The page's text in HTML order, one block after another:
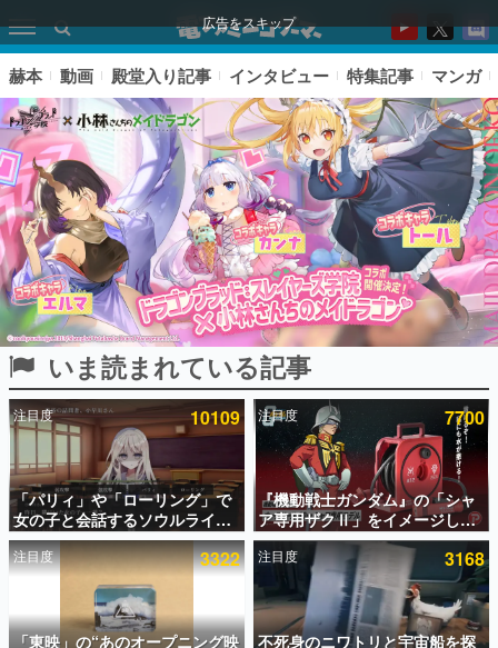
広告をスキップ
ピックアップ
電ファミのいま読まれている記事ランキング
アプリセール情報
インタビュー
連載・特集一覧
殿堂入り記事
SNS拡散数が数千以上！ ページビュー数万以上！ などな
赫本 動画 殿堂入り記事 インタビュー 特集記事 マンガ
いま読まれている記事
注目度 10109
「パリィ」や「ローリング」で
女の子と会話するソウルライク
恋愛ゲーム『小早川さんはソウ
ルライク』無料公開。返事に失
敗すると「YOU DIED」
注目度 7700
『機動戦士ガンダム』の「シャ
ア専用ザクⅡ」をイメージした
散水ホースリールが予約開始。
本体にはシャアのパーソナルマ
ークやジオン公国軍のエンブレ
ム、型式番号などを配置
注目度 3322
「東映」の“あのオープニング映
注目度 3168
不死身のニワトリと宇宙船を探